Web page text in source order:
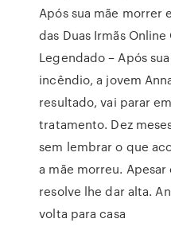
Após sua mãe morrer
das Duas Irmãs
Legendado – Após
incêndio, a jovem
resultado, vai parar
tratamento. Dez
sem lembrar o que
a mãe morreu.
resolve lhe dar alta.
volta para casa